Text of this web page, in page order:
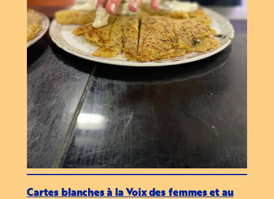
Cartes blanches à la Voix des femmes et au